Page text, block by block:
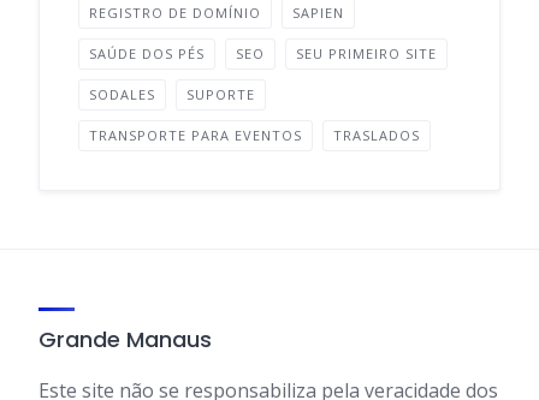
REGISTRO DE DOMÍNIO SAPIEN
SAÚDE DOS PÉS SEO SEU PRIMEIRO SITE
SODALES SUPORTE
TRANSPORTE PARA EVENTOS TRASLADOS
Grande Manaus
Este site não se responsabiliza pela veracidade dos